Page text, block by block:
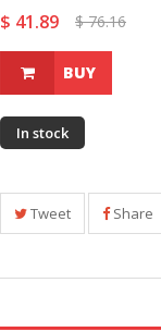
$ 41.89 $ 76.16
BUY
In stock
Tweet Share